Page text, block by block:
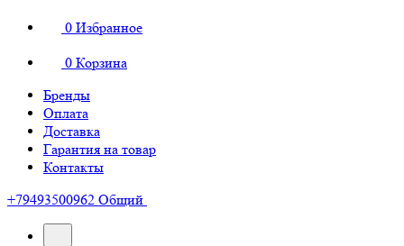
0 Избранное
0 Корзина
Бренды
Оплата
Доставка
Гарантия на товар
Контакты
+79493500962 Общий